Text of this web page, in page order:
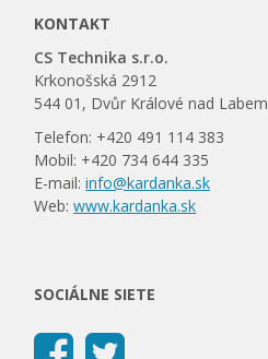
KONTAKT
CS Technika s.r.o.
Krkonošská 2912
544 01, Dvůr Králové nad Labem
Telefon: +420 491 114 383
Mobil: +420 734 644 335
E-mail:info@kardanka.sk
Web:www.kardanka.sk
SOCIÁLNE SIETE